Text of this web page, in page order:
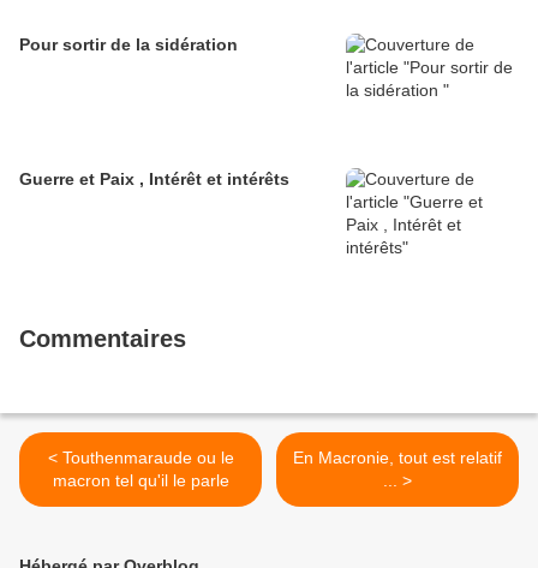
Pour sortir de la sidération
Guerre et Paix , Intérêt et intérêts
Commentaires
< Touthenmaraude ou le
macron tel qu'il le parle
En Macronie, tout est relatif
... >